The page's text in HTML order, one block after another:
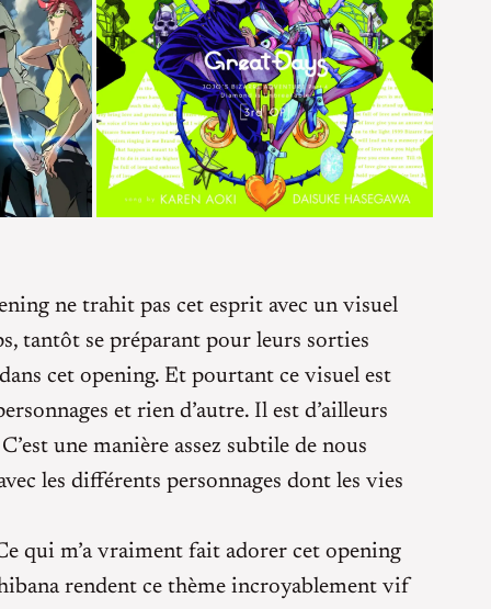
ne trahit pas cet esprit avec un visuel
tantôt se préparant pour leurs sorties
cet opening. Et pourtant ce visuel est
et rien d’autre. Il est d’ailleurs
une manière assez subtile de nous
les différents personnages dont les vies
qui m’a vraiment fait adorer cet opening
rendent ce thème incroyablement vif